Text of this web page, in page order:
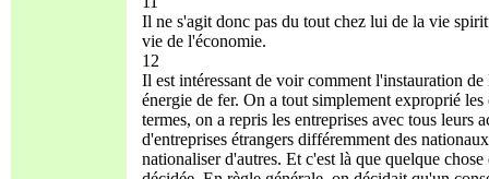
Il ne s'agit donc pas du tout chez lui de la vie
vie de l'économie.
12
Il est intéressant de voir comment l'instauration
énergie de fer. On a tout simplement exproprié
termes, on a repris les entreprises avec tous leurs
d'entreprises étrangers différemment des
nationaliser d'autres. Et c'est là que quelque